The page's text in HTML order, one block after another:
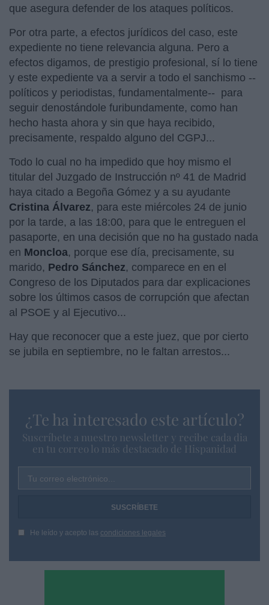
que asegura defender de los ataques políticos.
Por otra parte, a efectos jurídicos del caso, este
expediente no tiene relevancia alguna. Pero a
efectos digamos, de prestigio profesional, sí lo tiene
y este expediente va a servir a todo el sanchismo --
políticos y periodistas, fundamentalmente-- para
seguir denostándole furibundamente, como han
hecho hasta ahora y sin que haya recibido,
precisamente, respaldo alguno del CGPJ...
Todo lo cual no ha impedido que hoy mismo el
titular del Juzgado de Instrucción nº 41 de Madrid
haya citado a Begoña Gómez y a su ayudante
Cristina Álvarez, para este miércoles 24 de junio
por la tarde, a las 18:00, para que le entreguen el
pasaporte, en una decisión que no ha gustado nada
en Moncloa, porque ese día, precisamente, su
marido, Pedro Sánchez, comparece en en el
Congreso de los Diputados para dar explicaciones
sobre los últimos casos de corrupción que afectan
al PSOE y al Ejecutivo...
Hay que reconocer que a este juez, que por cierto
se jubila en septiembre, no le faltan arrestos...
¿Te ha interesado este artículo?
Suscríbete a nuestro newsletter y recibe cada dia
en tu correo lo más destacado de Hispanidad
Tu correo electrónico...
He leído y acepto las condiciones legales